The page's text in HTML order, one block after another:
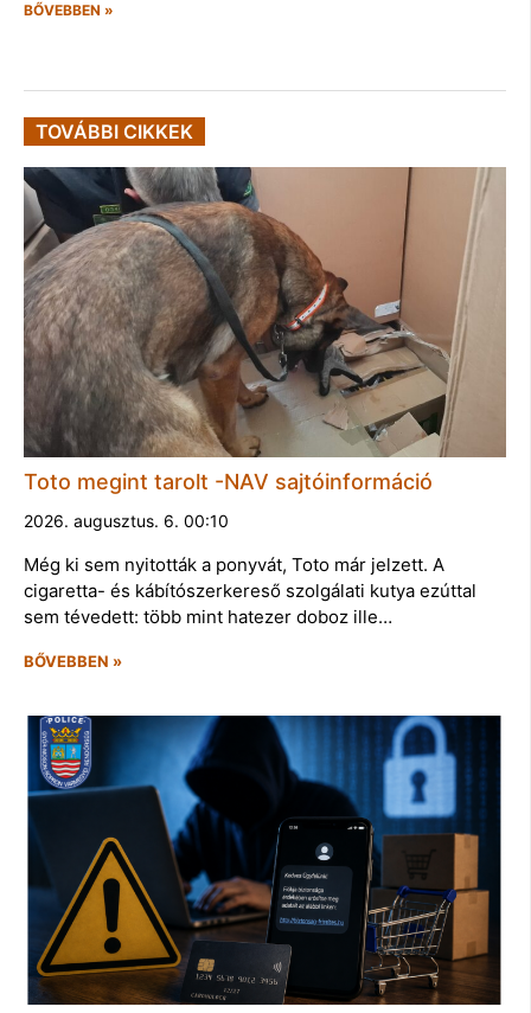
BŐVEBBEN »
TOVÁBBI CIKKEK
Toto megint tarolt -NAV sajtóinformáció
2026. augusztus. 6. 00:10
Még ki sem nyitották a ponyvát, Toto már jelzett. A
cigaretta- és kábítószerkereső szolgálati kutya ezúttal
sem tévedett: több mint hatezer doboz ille…
BŐVEBBEN »